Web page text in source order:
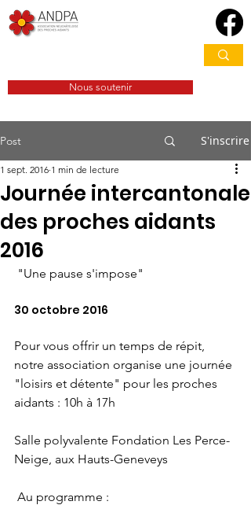
Nous soutenir
Post S'inscrire
Journée intercantonale
des proches aidants
2016
1 sept. 2016 1 min de lecture
"Une pause s'impose"
30 octobre 2016
Pour vous offrir un temps de répit,
notre association organise une journée
"loisirs et détente" pour les proches
aidants : 10h à 17h
Salle polyvalente Fondation Les Perce-
Neige, aux Hauts-Geneveys
Au programme :